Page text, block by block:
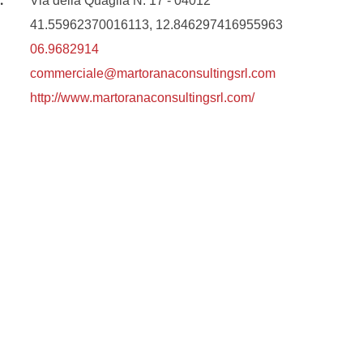
41.55962370016113, 12.846297416955963
06.9682914
commerciale@martoranaconsultingsrl.com
http://www.martoranaconsultingsrl.com/